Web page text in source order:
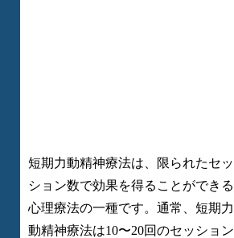
短期力動精神療法は、限られたセッ
ション数で効果を得ることができる
心理療法の一種です。通常、短期力
動精神療法は10〜20回のセッション